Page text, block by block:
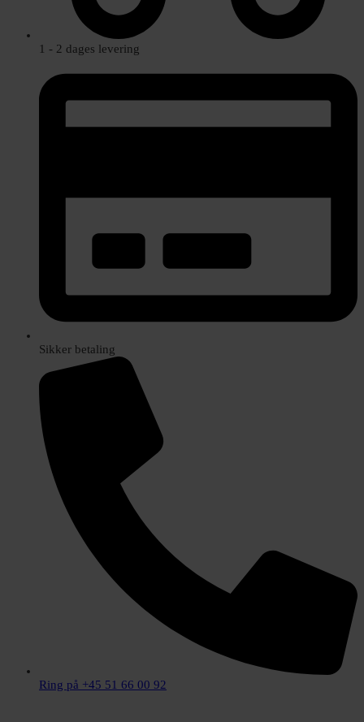
1 - 2 dages levering
Sikker betaling
Ring på +45 51 66 00 92